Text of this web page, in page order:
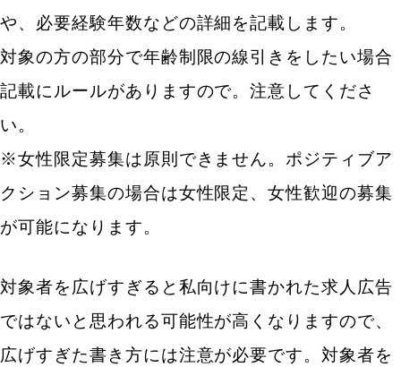
や、必要経験年数などの詳細を記載します。
対象の方の部分で年齢制限の線引きをしたい場合
記載にルールがありますので。注意してくださ
い。
※女性限定募集は原則できません。ポジティブア
クション募集の場合は女性限定、女性歓迎の募集
が可能になります。
対象者を広げすぎると私向けに書かれた求人広告
ではないと思われる可能性が高くなりますので、
広げすぎた書き方には注意が必要です。対象者を